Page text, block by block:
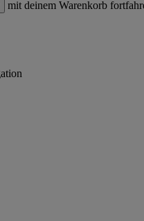
mit deinem Warenkorb